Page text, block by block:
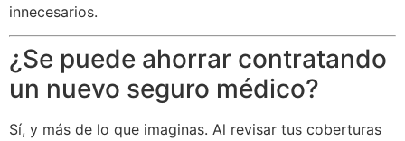
innecesarios.
¿Se puede ahorrar contratando
un nuevo seguro médico?
Sí, y más de lo que imaginas. Al revisar tus coberturas